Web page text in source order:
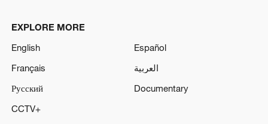
EXPLORE MORE
English
Español
Français
العربية
Русский
Documentary
CCTV+